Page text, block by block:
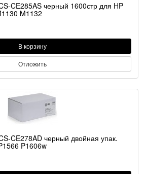
CE285AS черный 1600стр для HP
M1132
В корзину
Отложить
CE278AD черный двойная упак.
P1606w